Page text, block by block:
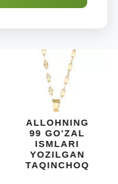
DIYORIDA
O'SUVCHI
KUNDUR
DARAXTINING
SHIFOBAXSH
YELIMI: AQL,
XOTIRA VA
UMUMIY
SALOMATLIK
UCHUN
BEBAHO
NE'MAT